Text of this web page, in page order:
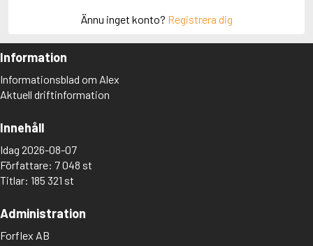
Ännu inget konto? Registrera dig
Information
Informationsblad om Alex
Aktuell driftinformation
Innehåll
Idag 2026-08-07
Författare: 7 048 st
Titlar: 185 321 st
Administration
Forflex AB